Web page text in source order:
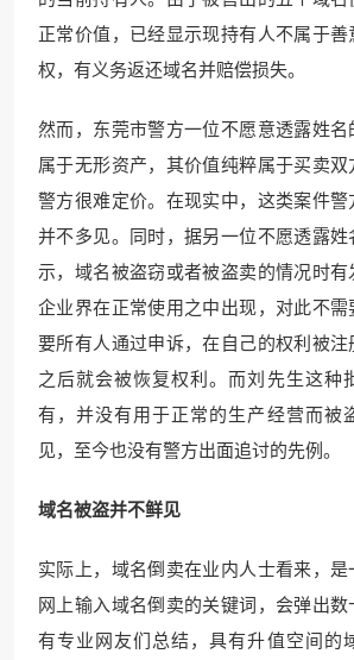
正常价值，已经显示现持有人不属于
权，有义务返还域名并赔偿损失。
然而，东莞市警方一位不愿意透露姓
属于无形资产，其价值纯粹属于买卖
警方很难定价。在现实中，这类案件
并不多见。同时，据另一位不愿透露
示，域名被盗窃或者被盗卖的情况时
企业界在正常使用之中出现，对此不
要所有人通过申诉，在自己的权利被
之后就会被恢复权利。而刘先生这种
有，并没有用于正常的生产经营而被
见，至今也没有警方出面追讨的先例。
域名被盗并不鲜见
实际上，域名倒卖在业内人士看来，
网上输入域名倒卖的关键词，会弹出数
有专业网友们总结，具有升值空间的